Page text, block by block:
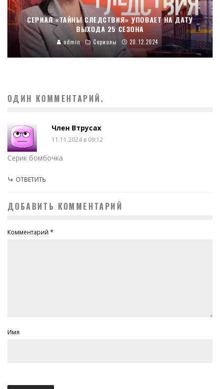
СЕРИАЛ «ТАЙНЫ СЛЕДСТВИЯ» УПОВАЕТ НА ДАТУ
ВЫХОДА 25 СЕЗОНА
admin Сериалы 20.12.2024
ОДИН КОММЕНТАРИЙ.
Член Втрусах
11.11.2024 в 09:12
Серик бомбочка
ОТВЕТИТЬ
ДОБАВИТЬ КОММЕНТАРИЙ
Комментарий *
Имя